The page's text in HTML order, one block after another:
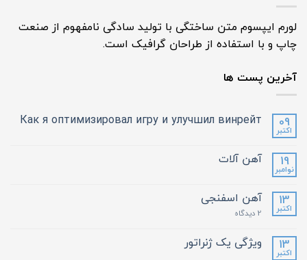
لورم ایپسوم متن ساختگی با تولید سادگی نامفهوم از صنعت
چاپ و با استفاده از طراحان گرافیک است.
آخرین پست ها
09
اکتبر
Как я оптимизировал игру и улучшил винрейт
19
نوامبر
آهن آلات
13
اکتبر
آهن اسفنجی
2 دیدگاه
13
اکتبر
ویژگی یک ژنراتور